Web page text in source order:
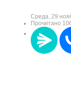
Среда, 29
Прочитано